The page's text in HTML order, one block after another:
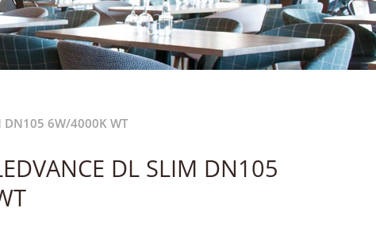
DN105 6W/4000K WT
DL SLIM DN105